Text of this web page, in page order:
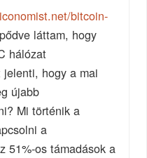
bitcoin-
láttam, hogy
hálózat
hogy a mai
újabb
Mi történik a
a
51%-os támadások a